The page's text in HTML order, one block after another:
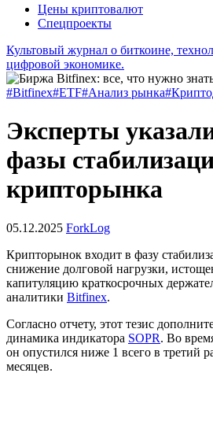
Цены криптовалют
Спецпроекты
Культовый журнал о биткоине,
цифровой экономике.
#Bitfinex#ETF#Анализ рынка
Эксперты
фазы
крипторынка
05.12.2025 ForkLog
Крипторынок входит в фазу
снижение долговой нагрузки,
капитуляцию краткосрочных
аналитики Bitfinex.
Согласно отчету, этот тезис
динамика индикатора SOPR. Во
он опустился ниже 1 всего в третий
месяцев.